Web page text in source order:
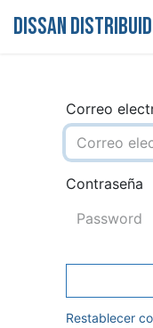
DISSAN
Correo
Contraseña
Restablecer